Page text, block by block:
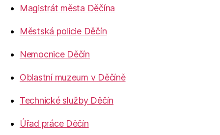
Magistrát města Děčína
Městská policie Děčín
Nemocnice Děčín
Oblastní muzeum v Děčíně
Technické služby Děčín
Úřad práce Děčín